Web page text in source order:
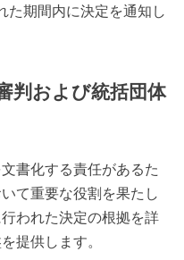
た期間内に決定を通知し
判および統括団体
書化する責任があるた
て重要な役割を果たし
われた決定の根拠を詳
提供します。